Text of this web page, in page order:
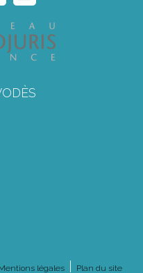
Plan du site
légales